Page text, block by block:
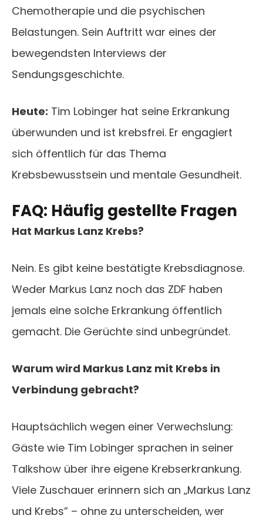
Chemotherapie und die psychischen
Belastungen. Sein Auftritt war eines der
bewegendsten Interviews der
Sendungsgeschichte.
Heute: Tim Lobinger hat seine Erkrankung
überwunden und ist krebsfrei. Er engagiert
sich öffentlich für das Thema
Krebsbewusstsein und mentale Gesundheit.
FAQ: Häufig gestellte Fragen
Hat Markus Lanz Krebs?
Nein. Es gibt keine bestätigte Krebsdiagnose.
Weder Markus Lanz noch das ZDF haben
jemals eine solche Erkrankung öffentlich
gemacht. Die Gerüchte sind unbegründet.
Warum wird Markus Lanz mit Krebs in
Verbindung gebracht?
Hauptsächlich wegen einer Verwechslung:
Gäste wie Tim Lobinger sprachen in seiner
Talkshow über ihre eigene Krebserkrankung.
Viele Zuschauer erinnern sich an „Markus Lanz
und Krebs” – ohne zu unterscheiden, wer